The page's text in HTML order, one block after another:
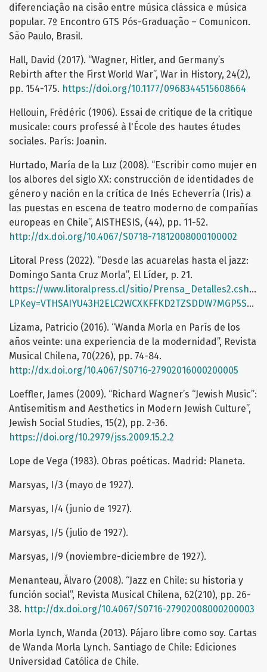
diferenciação na cisão entre música clássica e música
popular. 7º Encontro GTS Pós-Graduação – Comunicon.
São Paulo, Brasil.
Hall, David (2017). “Wagner, Hitler, and Germany’s
Rebirth after the First World War”, War in History, 24(2),
pp. 154-175. https://doi.org/10.1177/0968344515608664
Hellouin, Frédéric (1906). Essai de critique de la critique
musicale: cours professé à l'École des hautes études
sociales. París: Joanin.
Hurtado, María de la Luz (2008). “Escribir como mujer en
los albores del siglo XX: construcción de identidades de
género y nación en la crítica de Inés Echeverría (Iris) a
las puestas en escena de teatro moderno de compañías
europeas en Chile”, AISTHESIS, (44), pp. 11-52.
http://dx.doi.org/10.4067/S0718-71812008000100002
Litoral Press (2022). “Desde las acuarelas hasta el jazz:
Domingo Santa Cruz Morla”, El Líder, p. 21.
https://www.litoralpress.cl/sitio/Prensa_Detalles2.cshtml?
LPKey=VTHSAIYU43H2ELC2WCXKFFKD2TZSDDW7MGP5SO3KBSKBSGW7S75A
Lizama, Patricio (2016). “Wanda Morla en París de los
años veinte: una experiencia de la modernidad”, Revista
Musical Chilena, 70(226), pp. 74-84.
http://dx.doi.org/10.4067/S0716-27902016000200005
Loeffler, James (2009). “Richard Wagner’s “Jewish Music”:
Antisemitism and Aesthetics in Modern Jewish Culture”,
Jewish Social Studies, 15(2), pp. 2-36.
https://doi.org/10.2979/jss.2009.15.2.2
Lope de Vega (1983). Obras poéticas. Madrid: Planeta.
Marsyas, I/3 (mayo de 1927).
Marsyas, I/4 (junio de 1927).
Marsyas, I/5 (julio de 1927).
Marsyas, I/9 (noviembre-diciembre de 1927).
Menanteau, Álvaro (2008). “Jazz en Chile: su historia y
función social”, Revista Musical Chilena, 62(210), pp. 26-
38. http://dx.doi.org/10.4067/S0716-27902008000200003
Morla Lynch, Wanda (2013). Pájaro libre como soy. Cartas
de Wanda Morla Lynch. Santiago de Chile: Ediciones
Universidad Católica de Chile.